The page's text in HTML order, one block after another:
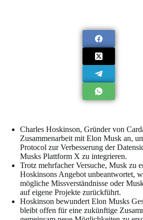
Charles Hoskinson, Gründer von
Zusammenarbeit mit Elon Musk an,
Protocol zur Verbesserung der
Musks Plattform X zu integrieren.
Trotz mehrfacher Versuche, Musk zu
Hoskinsons Angebot unbeantwortet,
mögliche Missverständnisse oder
auf eigene Projekte zurückführt.
Hoskinson bewundert Elon Musks
bleibt offen für eine zukünftige